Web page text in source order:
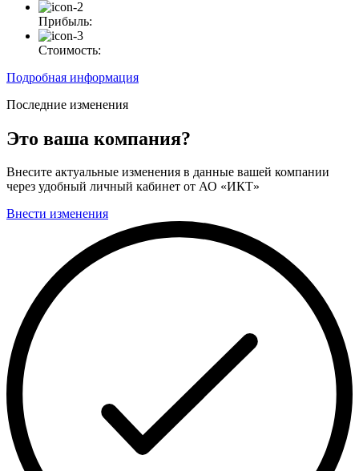
Прибыль:
Стоимость:
Подробная информация
Последние изменения
Это ваша компания?
Внесите актуальные изменения в данные вашей компании
через удобный личный кабинет от АО «ИКТ»
Внести изменения